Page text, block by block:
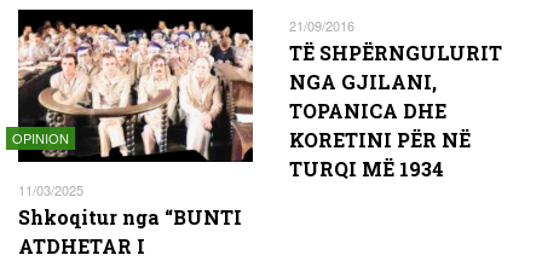
OPINION
11/03/2025
Shkoqitur nga “BUNTI
ATDHETAR I
21/09/2016
TË SHPËRNGULURIT
NGA GJILANI,
TOPANICA DHE
KORETINI PËR NË
TURQI MË 1934